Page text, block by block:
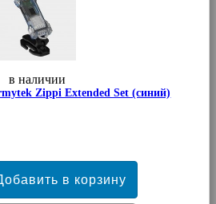
в наличии
Zippi Extended Set (синий)